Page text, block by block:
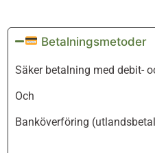
Betalningsmetoder
Säker betalning med debit-
Och
Banköverföring